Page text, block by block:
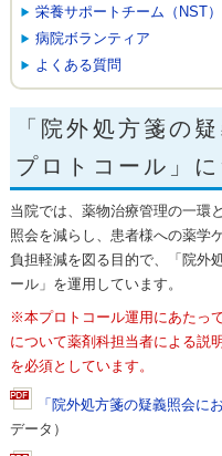
栄養サポートチーム（NST）
病院ボランティア
よくある質問
「院外処方箋の
プロトコール」
当院では、薬物治療管理の一環
照会を減らし、患者様への薬学
負担軽減を図る目的で、「院外
ール」を運用しています。
※本プロトコール運用にあたっ
について薬剤科担当者による説
を必須としています。
「院外処方箋の疑義照会に
データ）